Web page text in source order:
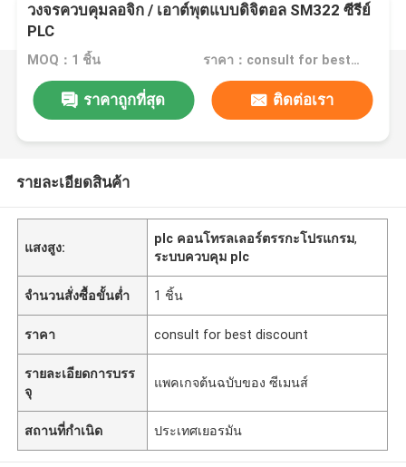
วงจรควบคุมลอจิก / เอาต์พุตแบบดิจิตอล SM322 ซีรีย์
PLC
MOQ：1 ชิ้น ราคา：consult for best discount
ราคาถูกที่สุด ติดต่อเรา
รายละเอียดสินค้า
แสงสูง:
plc คอนโทรลเลอร์ตรรกะโปรแกรม,
ระบบควบคุม plc
จำนวนสั่งซื้อขั้นต่ำ 1 ชิ้น
ราคา consult for best discount
รายละเอียดการบรร
จุ
แพคเกจต้นฉบับของ ซีเมนส์
สถานที่กำเนิด ประเทศเยอรมัน